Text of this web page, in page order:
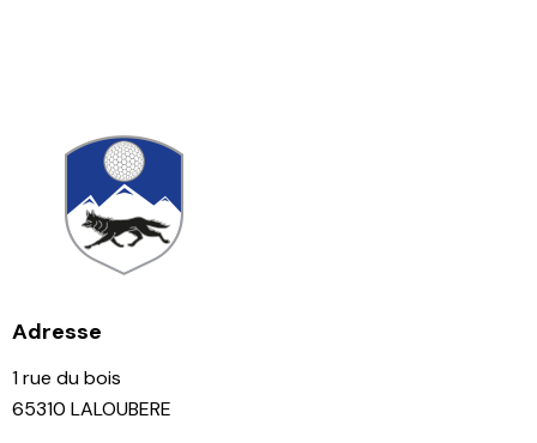
Adresse
1 rue du bois
65310 LALOUBERE